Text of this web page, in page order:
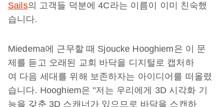
Sails의 고객들 덕분에 4C라는 이름이 이미 친숙했
습니다.
Miedema에 근무할 때 Sjoucke Hooghiem은 이 문
제를 듣고 오래된 교회 바닥을 디지털로 캡처하
여 다음 세대를 위해 보존하자는 아이디어를 떠올렸
습니다. Hooghiem은 "저는 우리에게 3D 시각화 기
능을 갖춘 3D 스캐너가 있으므로 바닥을 스캔하